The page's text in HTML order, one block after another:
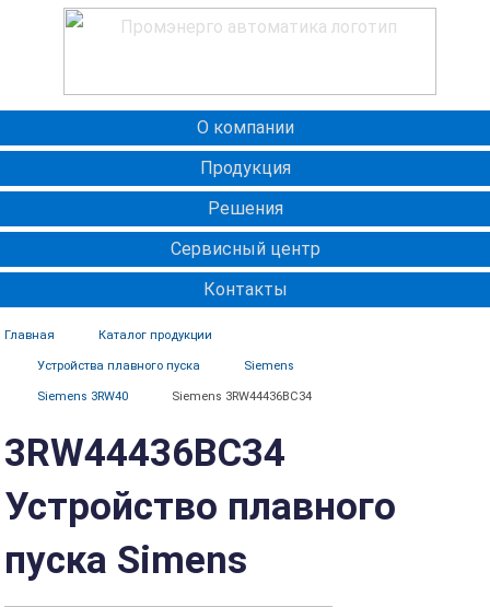
О компании
Продукция
Решения
Сервисный центр
Контакты
Главная Каталог продукции
Устройства плавного пуска Siemens
Siemens 3RW40 Siemens 3RW44436BC34
3RW44436BC34
Устройство плавного
пуска Simens